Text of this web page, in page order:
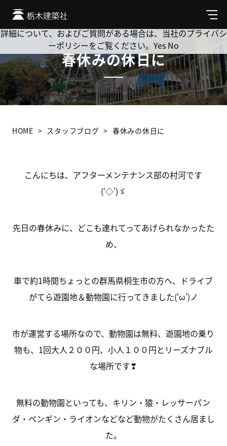
メ
ニ
ュ
春休みの休日に
HOME スタッフブログ 春休みの休日に
こんにちは、アフターメンテナンス部の村河です
(‘◇’)ゞ
先日の春休みに、どこも連れてってあげられなかったた
め、
車で約1時間ちょっとの群馬県桐生市の方へ、ドライブ
がてら遊園地＆動物園に行ってきました(‘ω’)ノ
市が運営する場所なので、動物園は無料、遊園地の乗り
物も、1回大人２００円、小人１００円とリーズナブル
な場所です❣
無料の動物園といっても、キリン・猿・レッサーパン
ダ・ペンギン・ライオンなどなど動物がたくさん居まし
た。
Cookie を使用して、お客様の活動を追跡してもよろしいです
か? 当社ではお客様のプライバシーを極めて重視しています。
詳細について、およびご質問がある場合は、当社のプライバシ
ーポリシーをご覧ください。 Yes No